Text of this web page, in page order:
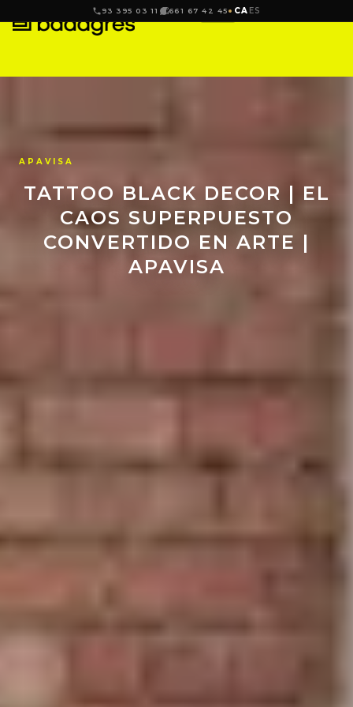
93 395 03 11 661 67 42 45 CA ES
TATTOO BLACK DECOR | EL
CAOS SUPERPUESTO
CONVERTIDO EN ARTE |
APAVISA
APAVISA